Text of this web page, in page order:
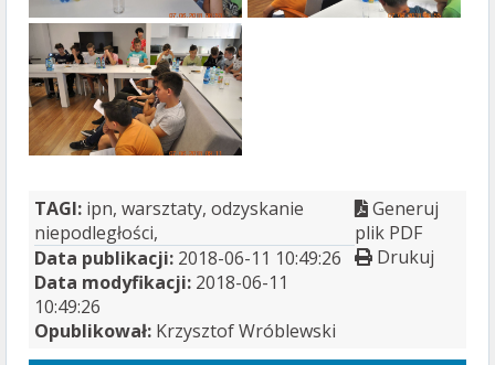
TAGI: ipn, warsztaty, odzyskanie
niepodległości,
Data publikacji: 2018-06-11 10:49:26
Data modyfikacji: 2018-06-11
10:49:26
Opublikował: Krzysztof Wróblewski
Generuj
plik PDF
Drukuj